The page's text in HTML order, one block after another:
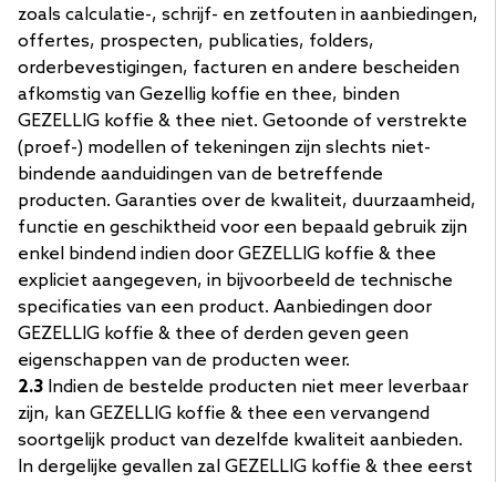
zoals calculatie-, schrijf- en zetfouten in aanbiedingen,
offertes, prospecten, publicaties, folders,
orderbevestigingen, facturen en andere bescheiden
afkomstig van Gezellig koffie en thee, binden
GEZELLIG koffie & thee niet. Getoonde of verstrekte
(proef-) modellen of tekeningen zijn slechts niet-
bindende aanduidingen van de betreffende
producten. Garanties over de kwaliteit, duurzaamheid,
functie en geschiktheid voor een bepaald gebruik zijn
enkel bindend indien door GEZELLIG koffie & thee
expliciet aangegeven, in bijvoorbeeld de technische
specificaties van een product. Aanbiedingen door
GEZELLIG koffie & thee of derden geven geen
eigenschappen van de producten weer.
2.3 Indien de bestelde producten niet meer leverbaar
zijn, kan GEZELLIG koffie & thee een vervangend
soortgelijk product van dezelfde kwaliteit aanbieden.
In dergelijke gevallen zal GEZELLIG koffie & thee eerst